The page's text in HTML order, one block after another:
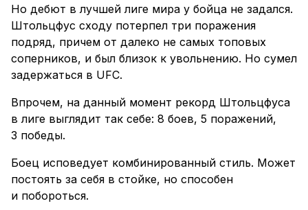
Но дебют в лучшей лиге мира у бойца не задался.
Штольцфус сходу потерпел три поражения
подряд, причем от далеко не самых топовых
соперников, и был близок к увольнению. Но сумел
задержаться в UFC.
Впрочем, на данный момент рекорд Штольцфуса
в лиге выглядит так себе: 8 боев, 5 поражений,
3 победы.
Боец исповедует комбинированный стиль. Может
постоять за себя в стойке, но способен
и побороться.